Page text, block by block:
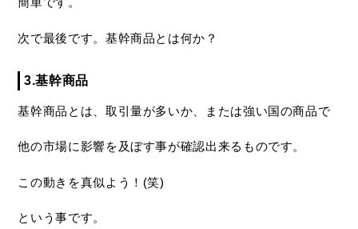
次で最後です。基幹商品とは何か？
3.基幹商品
基幹商品とは、取引量が多いか、または強い国の商品で
他の市場に影響を及ぼす事が確認出来るものです。
この動きを真似よう！(笑)
という事です。